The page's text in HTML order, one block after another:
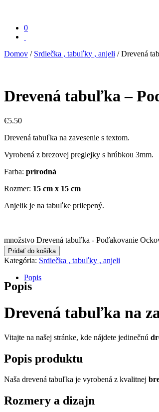
0
Domov / Srdiečka , tabuľky , anjeli / Drevená
Drevená tabuľka –
€5.50
Drevená tabuľka na zavesenie s textom.
Vyrobená z brezovej preglejky s hrúbkou 3mm.
Farba: prírodná
Rozmer: 15 cm x 15 cm
Anjelik je na tabuľke prilepený.
množstvo Drevená tabuľka - Poďakovanie
Pridať do košíka
Kategória: Srdiečka , tabuľky , anjeli
Popis
Popis
Drevená tabuľka na
Vitajte na našej stránke, kde nájdete jedinečnú
Popis produktu
Naša drevená tabuľka je vyrobená z kvalitnej
Rozmery a dizajn